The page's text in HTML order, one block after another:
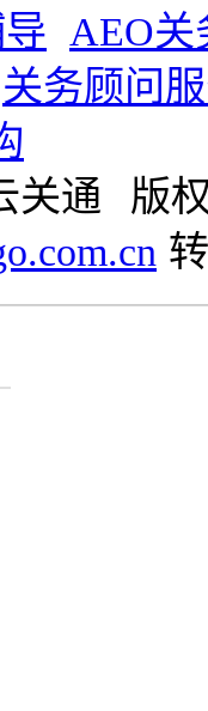
AEO关
关务顾问
关通
版